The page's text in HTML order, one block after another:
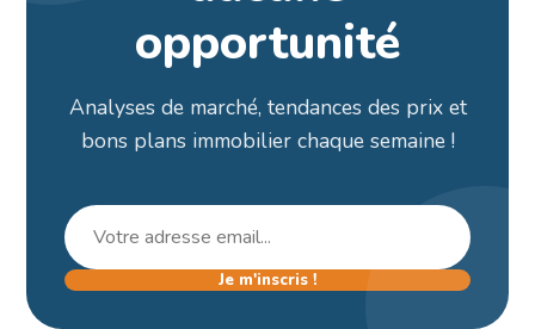
opportunité
Analyses de marché, tendances des prix et
bons plans immobilier chaque semaine !
Je m'inscris !